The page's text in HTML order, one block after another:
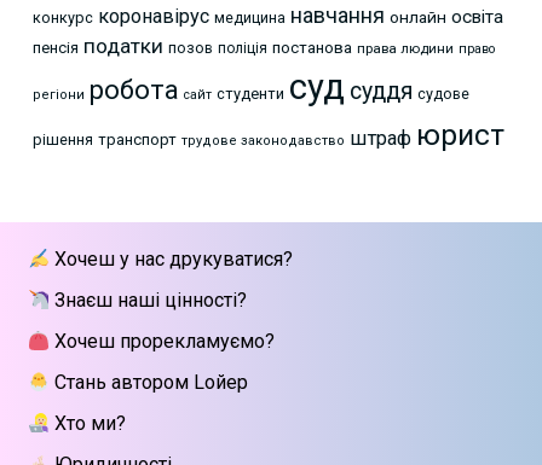
конкурс коронавірус медицина навчання онлайн освіта
пенсія податки позов поліція постанова права людини право
регіони робота сайт студенти суд суддя судове
рішення транспорт трудове законодавство штраф юрист
Хочеш у нас друкуватися?
Знаєш наші цінності?
Хочеш прорекламуємо?
Стань автором Lойер
Хто ми?